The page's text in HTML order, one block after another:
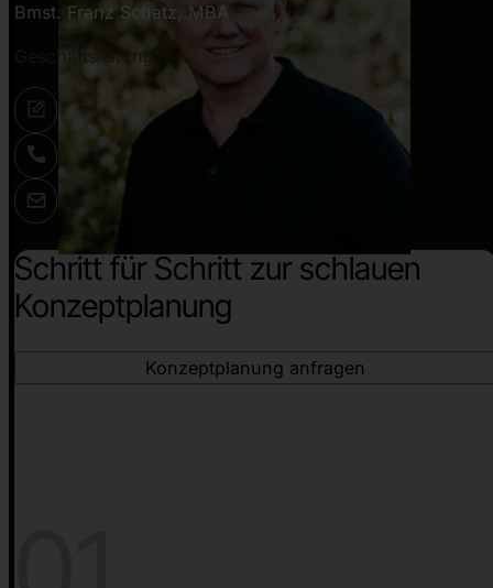
Bmst. Franz Schatz, MBA
Geschäftsleitung
Schritt für Schritt zur schlauen
Konzeptplanung
Konzeptplanung anfragen